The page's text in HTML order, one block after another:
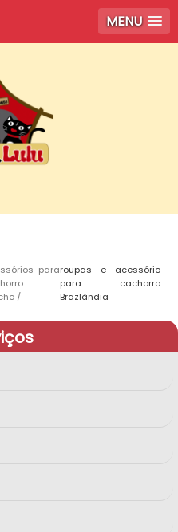
MENU
pararoupas e acessório
para cachorro
Brazlândia